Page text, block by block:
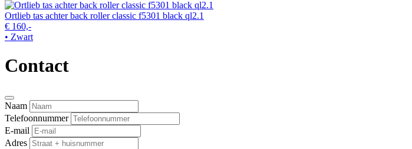
Ortlieb tas achter back roller classic f5301 black ql2.1
€ 160,-
• Zwart
Contact
Naam
Telefoonnummer
E-mail
Adres